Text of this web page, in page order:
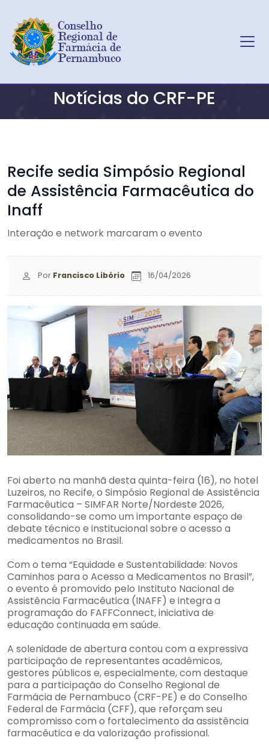
Ir para o conteúdo principal
Conselho
Regional de
Farmácia de
Pernambuco
Notícias do CRF-PE
Recife sedia Simpósio Regional
de Assistência Farmacêutica do
Inaff
Interação e network marcaram o evento
Por Francisco Libório 16/04/2026
Foi aberto na manhã desta quinta-feira (16), no hotel
Luzeiros, no Recife, o Simpósio Regional de Assistência
Farmacêutica – SIMFAR Norte/Nordeste 2026,
consolidando-se como um importante espaço de
debate técnico e institucional sobre o acesso a
medicamentos no Brasil.
Com o tema “Equidade e Sustentabilidade: Novos
Caminhos para o Acesso a Medicamentos no Brasil”,
o evento é promovido pelo Instituto Nacional de
Assistência Farmacêutica (INAFF) e integra a
programação do FAFFConnect, iniciativa de
educação continuada em saúde.
A solenidade de abertura contou com a expressiva
participação de representantes acadêmicos,
gestores públicos e, especialmente, com destaque
para a participação do Conselho Regional de
Farmácia de Pernambuco (CRF-PE) e do Conselho
Federal de Farmácia (CFF), que reforçam seu
compromisso com o fortalecimento da assistência
farmacêutica e da valorização profissional.